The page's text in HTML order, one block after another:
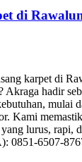
di
karpet di
Akraga hadir
mulai
Kami
lurus, rapi,
0851-6507-